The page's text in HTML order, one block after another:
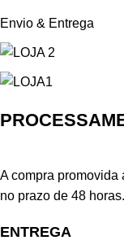
Envio & Entrega
A compra promovida
no prazo de 48 horas.
ENTREGA